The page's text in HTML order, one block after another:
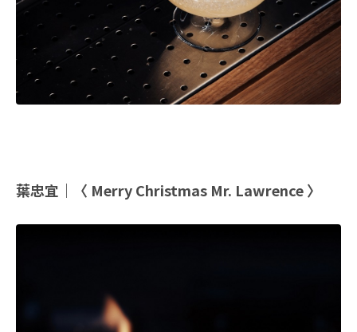
葉忠宜｜〈 Merry Christmas Mr. Lawrence 〉